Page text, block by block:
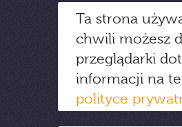
Ta strona
chwili możesz
przeglądarki
informacji na
polityce